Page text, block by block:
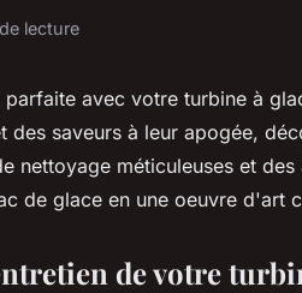
lecture
avec votre turbine à
des saveurs à leur apogée,
nettoyage méticuleuses et
de glace en une oeuvre d'art
de votre